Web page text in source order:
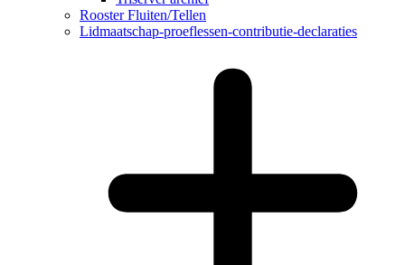
Rooster Fluiten/Tellen
Lidmaatschap-proeflessen-contributie-declaraties